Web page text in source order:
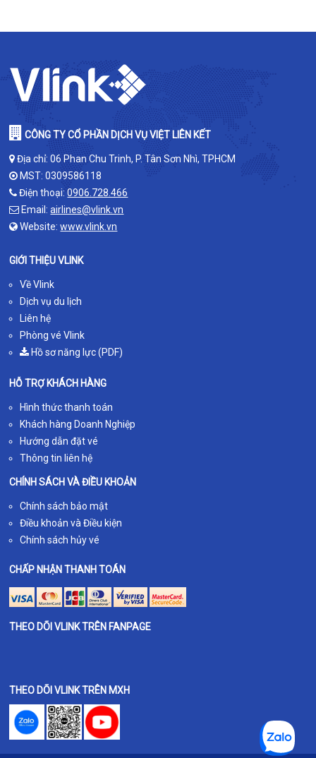
CÔNG TY CỔ PHẦN DỊCH VỤ VIỆT LIÊN KẾT
Địa chỉ: 06 Phan Chu Trinh, P. Tân Sơn Nhì, TPHCM
MST: 0309586118
Điện thoại:0906.728.466
Email:airlines@vlink.vn
Website:www.vlink.vn
GIỚI THIỆU VLINK
Về Vlink
Dịch vụ du lịch
Liên hệ
Phòng vé Vlink
Hồ sơ năng lực (PDF)
HỖ TRỢ KHÁCH HÀNG
Hình thức thanh toán
Khách hàng Doanh Nghiệp
Hướng dẫn đặt vé
Thông tin liên hệ
CHÍNH SÁCH VÀ ĐIỀU KHOẢN
Chính sách bảo mật
Điều khoản và Điều kiện
Chính sách hủy vé
CHẤP NHẬN THANH TOÁN
THEO DÕI VLINK TRÊN FANPAGE
THEO DÕI VLINK TRÊN MXH